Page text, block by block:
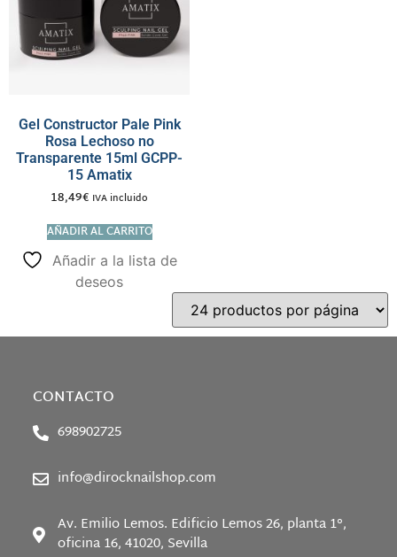
Gel Constructor Pale Pink
Rosa Lechoso no
Transparente 15ml GCPP-
15 Amatix
18,49€ IVA incluido
AÑADIR AL CARRITO
Añadir a la lista de
deseos
CONTACTO
698902725
info@dirocknailshop.com
Av. Emilio Lemos. Edificio Lemos 26, planta 1°,
oficina 16, 41020, Sevilla